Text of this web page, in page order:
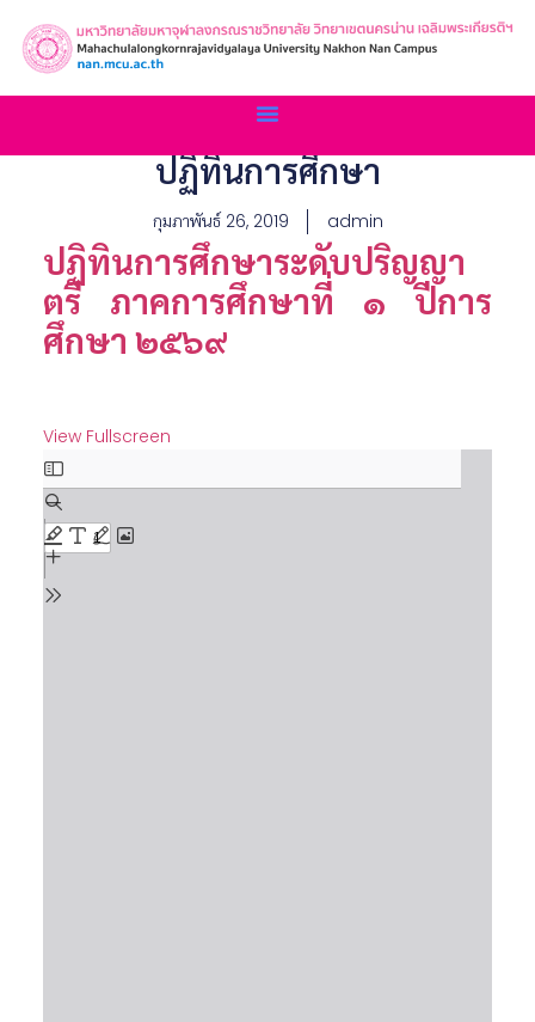
ปฏิทินการศึกษา
กุมภาพันธ์ 26, 2019 admin
ปฏิทินการศึกษาระดับปริญญา
ตรี ภาคการศึกษาที่ ๑ ปีการ
ศึกษา ๒๕๖๙
View Fullscreen